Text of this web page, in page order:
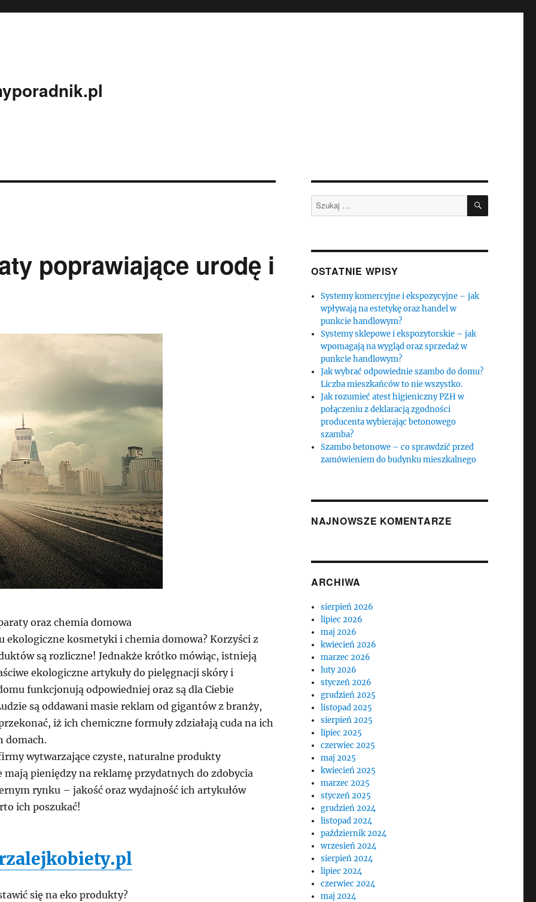
poprawiające urodę i
oraz chemia domowa
ekologiczne kosmetyki i chemia domowa? Korzyści z
są rozliczne! Jednakże krótko mówiąc, istnieją
ekologiczne artykuły do pielęgnacji skóry i
funkcjonują odpowiedniej oraz są dla Ciebie
są oddawani masie reklam od gigantów z branży,
iż ich chemiczne formuły zdziałają cuda na ich
domach.
wytwarzające czyste, naturalne produkty
mają pieniędzy na reklamę przydatnych do zdobycia
rynku – jakość oraz wydajność ich artykułów
ich poszukać!
się na eko produkty?
Szukaj: SZUKAJ
OSTATNIE WPISY
Systemy komercyjne i ekspozycyjne – jak
wpływają na estetykę oraz handel w
punkcie handlowym?
Systemy sklepowe i ekspozytorskie – jak
wpomagają na wygląd oraz sprzedaż w
punkcie handlowym?
Jak wybrać odpowiednie szambo do domu?
Liczba mieszkańców to nie wszystko.
Jak rozumieć atest higieniczny PZH w
połączeniu z deklaracją zgodności
producenta wybierając betonowego
szamba?
Szambo betonowe – co sprawdzić przed
zamówieniem do budynku mieszkalnego
NAJNOWSZE KOMENTARZE
ARCHIWA
sierpień 2026
lipiec 2026
maj 2026
kwiecień 2026
marzec 2026
luty 2026
styczeń 2026
grudzień 2025
listopad 2025
sierpień 2025
lipiec 2025
czerwiec 2025
maj 2025
kwiecień 2025
marzec 2025
styczeń 2025
grudzień 2024
listopad 2024
październik 2024
wrzesień 2024
sierpień 2024
lipiec 2024
czerwiec 2024
maj 2024